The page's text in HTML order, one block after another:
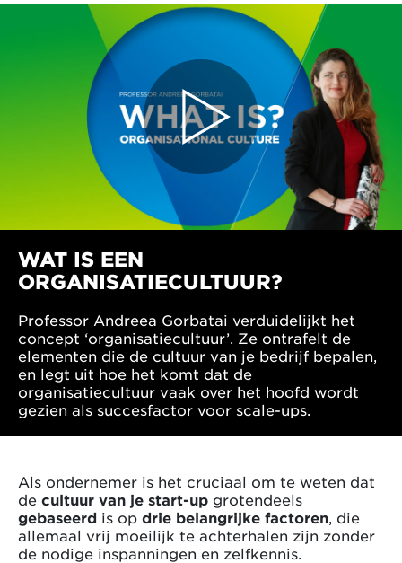
WAT IS EEN
ORGANISATIECULTUUR?
Professor Andreea Gorbatai verduidelijkt het
concept ‘organisatiecultuur’. Ze ontrafelt de
elementen die de cultuur van je bedrijf bepalen,
en legt uit hoe het komt dat de
organisatiecultuur vaak over het hoofd wordt
gezien als succesfactor voor scale-ups.
Als ondernemer is het cruciaal om te weten dat
de cultuur van je start-up grotendeels
gebaseerd is op drie belangrijke factoren , die
allemaal vrij moeilijk te achterhalen zijn zonder
de nodige inspanningen en zelfkennis.